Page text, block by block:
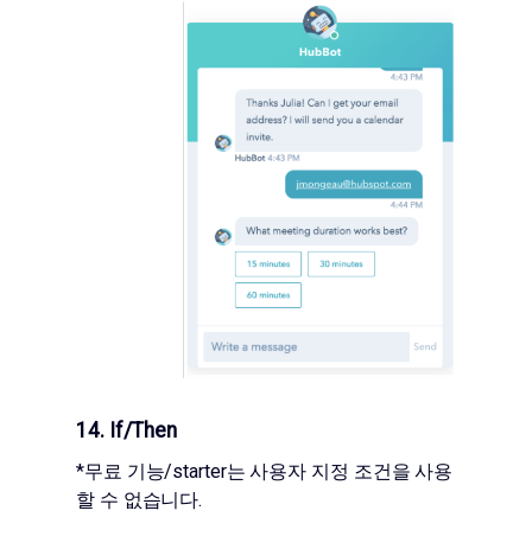
14. If/then
*무료 기능/starter는 사용자 지정 조건을 사용
할 수 없습니다.